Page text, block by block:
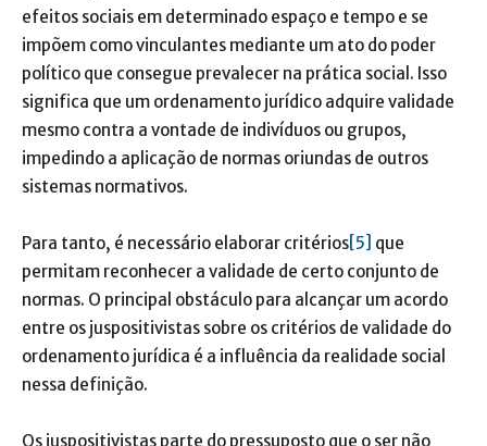
efeitos sociais em determinado espaço e tempo e se
impõem como vinculantes mediante um ato do poder
político que consegue prevalecer na prática social. Isso
significa que um ordenamento jurídico adquire validade
mesmo contra a vontade de indivíduos ou grupos,
impedindo a aplicação de normas oriundas de outros
sistemas normativos.
Para tanto, é necessário elaborar critérios[5] que
permitam reconhecer a validade de certo conjunto de
normas. O principal obstáculo para alcançar um acordo
entre os juspositivistas sobre os critérios de validade do
ordenamento jurídica é a influência da realidade social
nessa definição.
Os juspositivistas parte do pressuposto que o ser não